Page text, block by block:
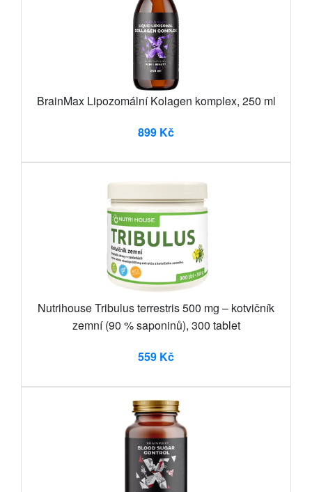
BrainMax Lipozomální Kolagen komplex, 250 ml
899 Kč
Nutrihouse Tribulus terrestris 500 mg – kotvičník
zemní (90 % saponinů), 300 tablet
559 Kč